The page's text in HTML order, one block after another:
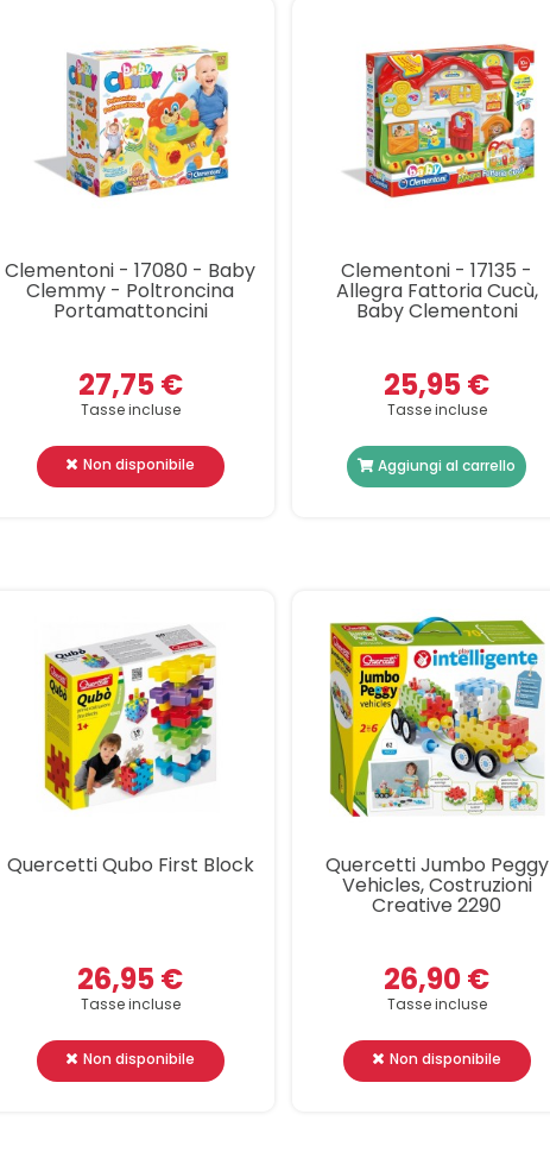
Clementoni - 17080 - Baby
Clemmy - Poltroncina
Portamattoncini
27,75 €
Tasse incluse
Non disponibile
Clementoni - 17135 -
Allegra Fattoria Cucù,
Baby Clementoni
25,95 €
Tasse incluse
Aggiungi al carrello
Quercetti Qubo First Block
26,95 €
Tasse incluse
Non disponibile
Quercetti Jumbo Peggy
Vehicles, Costruzioni
Creative 2290
26,90 €
Tasse incluse
Non disponibile